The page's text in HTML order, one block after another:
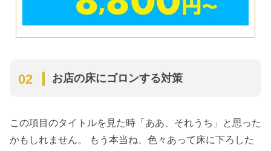
お店の床にゴロンする対策
この項目のタイトルを見た時「ああ、それうち」と思った
かもしれません。 もう本当ね、色々あって床に下ろした